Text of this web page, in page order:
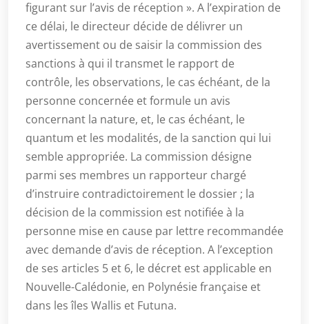
figurant sur l’avis de réception ». A l’expiration de
ce délai, le directeur décide de délivrer un
avertissement ou de saisir la commission des
sanctions à qui il transmet le rapport de
contrôle, les observations, le cas échéant, de la
personne concernée et formule un avis
concernant la nature, et, le cas échéant, le
quantum et les modalités, de la sanction qui lui
semble appropriée. La commission désigne
parmi ses membres un rapporteur chargé
d’instruire contradictoirement le dossier ; la
décision de la commission est notifiée à la
personne mise en cause par lettre recommandée
avec demande d’avis de réception. A l’exception
de ses articles 5 et 6, le décret est applicable en
Nouvelle-Calédonie, en Polynésie française et
dans les îles Wallis et Futuna.